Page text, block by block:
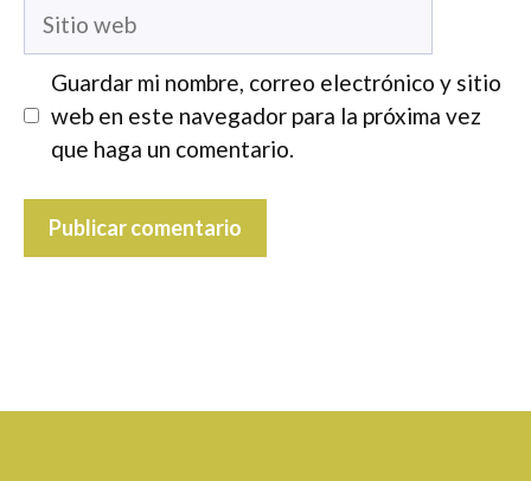
web
Guardar mi nombre, correo electrónico y sitio
web en este navegador para la próxima vez
que haga un comentario.